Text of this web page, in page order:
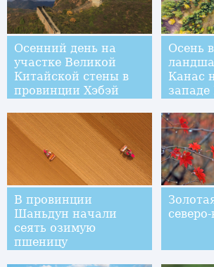
Осенний день на
участке Великой
Китайской стены в
провинции Хэбэй
Осень в
Канас
В провинции
Шаньдун начали
сеять озимую
пшеницу